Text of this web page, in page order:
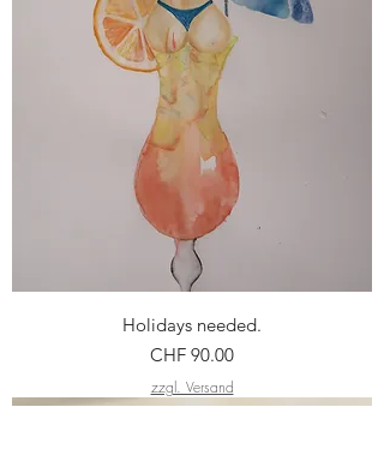
Holidays needed.
Preis
CHF 90.00
zzgl. Versand